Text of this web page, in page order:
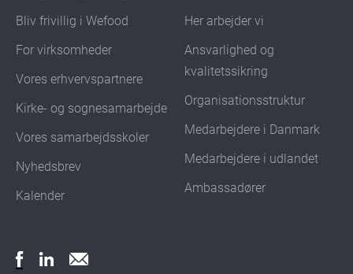
Bliv frivillig i Wefood
For virksomheder
Vores erhvervspartnere
Kirke- og sognesamarbejde
Vores samarbejdsskoler
Nyhedsbrev
Kalender
Her arbejder vi
Ansvarlighed og
kvalitetssikring
Organisationsstruktur
Medarbejdere i Danmark
Medarbejdere i udlandet
Ambassadører